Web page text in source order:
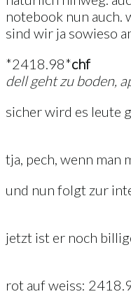
notebook nun auch.
sind wir ja sowieso
*2418.98*chf
dell geht zu boden,
sicher wird es leute
tja, pech, wenn man
und nun folgt zur
jetzt ist er noch
rot auf weiss: